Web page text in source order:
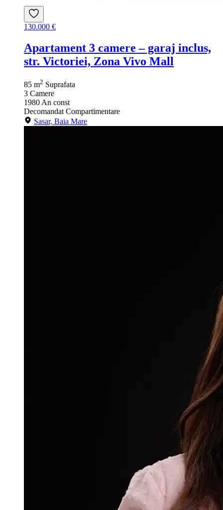
130.000 €
Apartament 3 camere – garaj inclus,
str. Victoriei, Zona Vivo Mall
85 m2 Suprafata
3 Camere
1980 An const
Decomandat Compartimentare
Sasar, Baia Mare